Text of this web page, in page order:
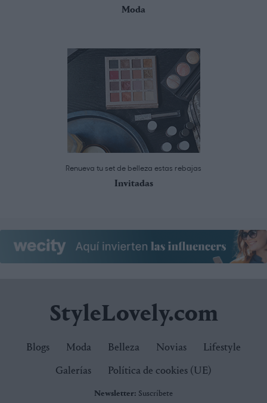
Moda
Renueva tu set de belleza estas rebajas
Invitadas
StyleLovely.com
Blogs Moda Belleza Novias Lifestyle
Galerías Política de cookies (UE)
Newsletter: Suscríbete